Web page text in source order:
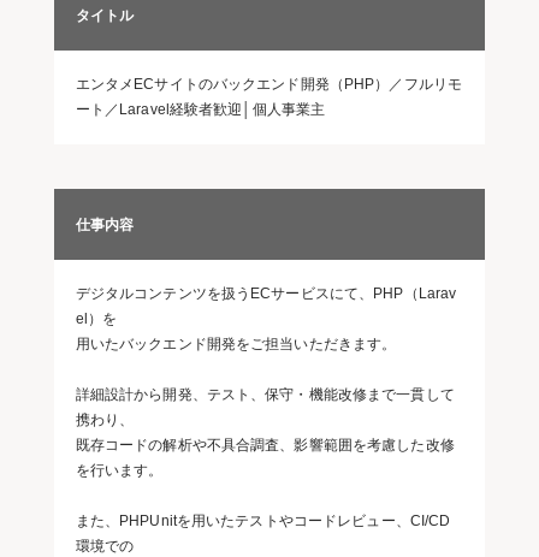
タイトル
エンタメECサイトのバックエンド開発（PHP）／フルリモ
ート／Laravel経験者歓迎│個人事業主
仕事内容
デジタルコンテンツを扱うECサービスにて、PHP（Larav
el）を
用いたバックエンド開発をご担当いただきます。
詳細設計から開発、テスト、保守・機能改修まで一貫して
携わり、
既存コードの解析や不具合調査、影響範囲を考慮した改修
を行います。
また、PHPUnitを用いたテストやコードレビュー、CI/CD
環境での